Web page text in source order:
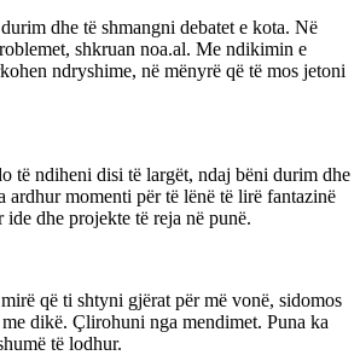
dhe të shmangni debatet e kota. Në
shkruan noa.al. Me ndikimin e
ndryshime, në mënyrë që të mos jetoni
të ndiheni disi të largët, ndaj bëni durim dhe
ardhur momenti për të lënë të lirë fantazinë
ide dhe projekte të reja në punë.
që ti shtyni gjërat për më vonë, sidomos
dikë. Çlirohuni nga mendimet. Puna ka
të lodhur.